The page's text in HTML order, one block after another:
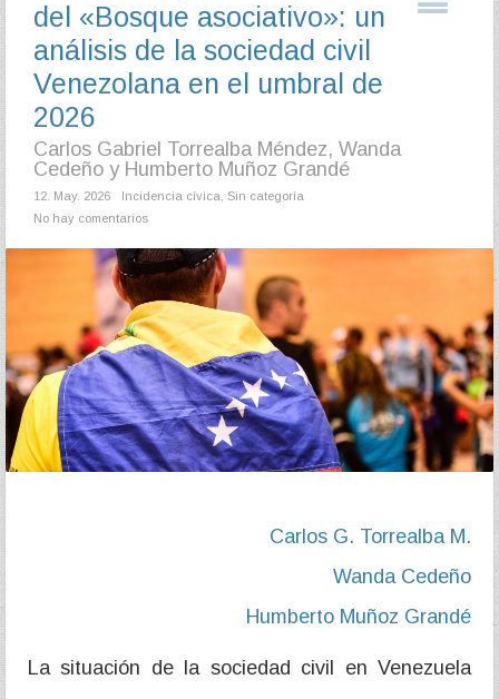
del «Bosque asociativo»: un
análisis de la sociedad civil
Venezolana en el umbral de
2026
Carlos Gabriel Torrealba Méndez, Wanda
Cedeño y Humberto Muñoz Grandé
12. May. 2026 Incidencia cívica Sin categoría
No hay comentarios
Carlos G. Torrealba M.
Wanda Cedeño
Humberto Muñoz Grandé
La situación de la sociedad civil en Venezuela